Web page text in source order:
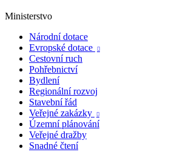
Ministerstvo
Národní dotace
Evropské dotace

Cestovní ruch
Pohřebnictví
Bydlení
Regionální rozvoj
Stavební řád
Veřejné zakázky

Územní plánování
Veřejné dražby
Snadné čtení